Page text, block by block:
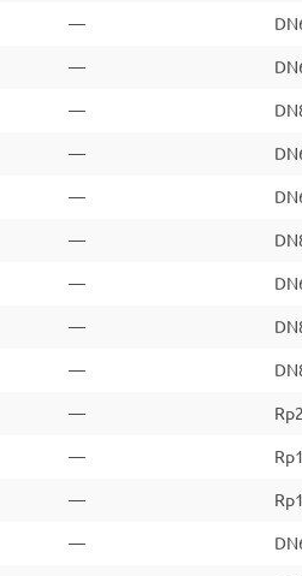
—
—
—
—
—
—
—
—
—
—
—
—
—